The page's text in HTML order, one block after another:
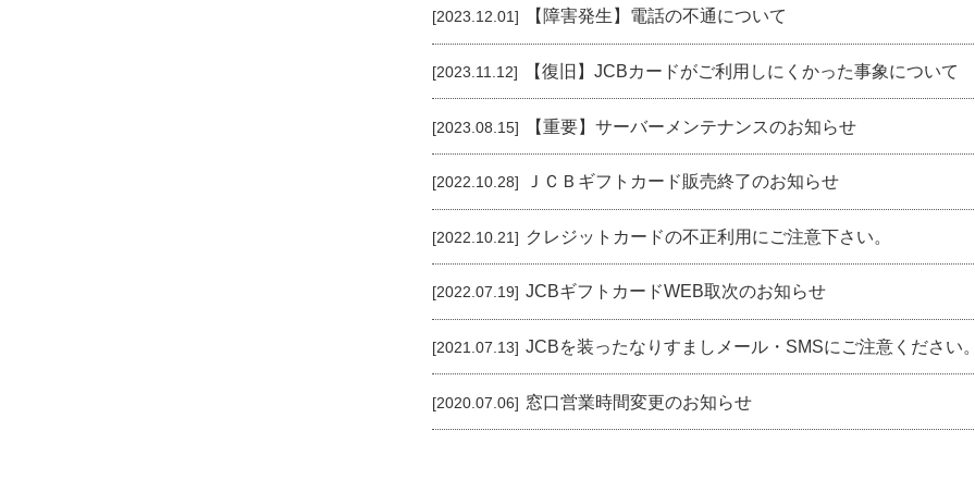
[2023.12.01] 【障害発生】電話の不通について
[2023.11.12] 【復旧】JCBカードがご利用しにくかった事象について
[2023.08.15] 【重要】サーバーメンテナンスのお知らせ
[2022.10.28] ＪＣＢギフトカード販売終了のお知らせ
[2022.10.21] クレジットカードの不正利用にご注意下さい。
[2022.07.19] JCBギフトカードWEB取次のお知らせ
[2021.07.13] JCBを装ったなりすましメール・SMSにご注意ください。
[2020.07.06] 窓口営業時間変更のお知らせ